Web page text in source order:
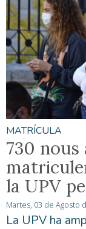
MATRÍCULA
730 nous
la UPV
Martes, 03 de Agosto
La UPV ha